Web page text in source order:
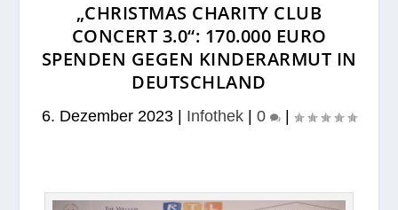
„CHRISTMAS CHARITY CLUB
CONCERT 3.0“: 170.000 EURO
SPENDEN GEGEN KINDERARMUT IN
DEUTSCHLAND
6. Dezember 2023 Infothek 0